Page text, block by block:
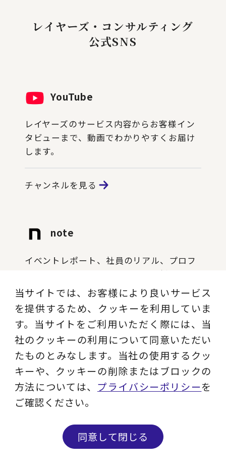
レイヤーズ・コンサルティング
公式SNS
YouTube
レイヤーズのサービス内容からお客様イン
タビューまで、動画でわかりやすくお届け
します。
チャンネルを見る
note
イベントレポート、社員のリアル、プロフ
ェッショナルによる業界動向や最新ソリュ
ーションを発信します。
記事を読む
Instagram
現役コンサルタントのコラム、ビジネス用
語解説、セミナー情報など実務に役立つコ
ンテンツを発信します。
当サイトでは、お客様により良いサービス
を提供するため、クッキーを利用していま
す。当サイトをご利用いただく際には、当
社のクッキーの利用について同意いただい
たものとみなします。当社の使用するクッ
キーや、クッキーの削除またはブロックの
方法については、 プライバシーポリシーを
ご確認ください。
同意して閉じる